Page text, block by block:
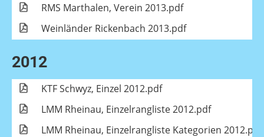
RMS Marthalen, Verein 2013.pdf
Weinländer Rickenbach 2013.pdf
2012
KTF Schwyz, Einzel 2012.pdf
LMM Rheinau, Einzelrangliste 2012.pdf
LMM Rheinau, Einzelrangliste Kategorien 2012.pdf